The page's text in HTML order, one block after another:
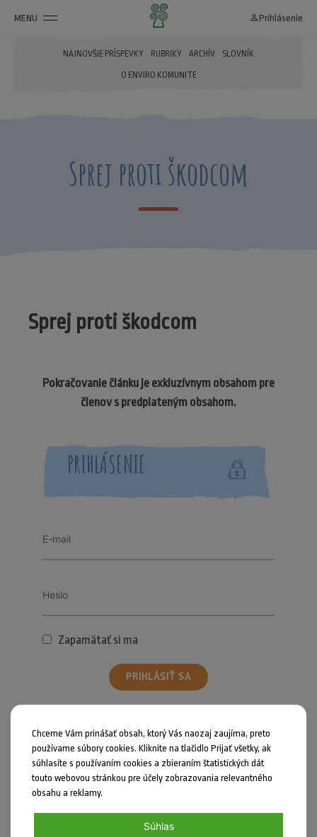
MENU person_outline Prihlásenie
NAJNOVŠIE PRÍSPEVKY RUBRIKY ARCHÍV SLOVNÍK
O ENVIRO KOMUNITE
Sprej proti škodcom
Sprej proti škodcom
Pokračovanie článku je exkluzívnym obsahom pre
členov s predplateným obsahom.
PRIHLÁSENIE
Zapamätať si ma
PRIHLÁSIŤ SA
Zdieľať
Chceme Vám prinášať obsah, ktorý Vás naozaj zaujíma, preto
používame súbory cookies. Kliknite na tlačidlo Prijať všetky, ak
súhlasíte s používaním cookies a zbieraním štatistických dát
touto webovou stránkou pre účely zobrazovania relevantného
obsahu a reklamy.
Súhlas